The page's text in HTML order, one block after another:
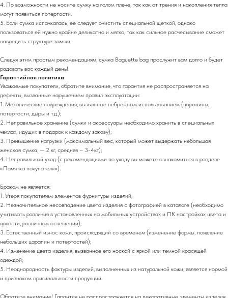
4. По возможности не носите сумку на голом плече, так как от трения и накопления тепла
могут появиться потертости.
5. Если сумка испачкалась, ее следует очистить специальной щеткой, однако
пользоваться ей нужно крайне деликатно и мягко, так как сильное расчесывание сможет
навредить структуре замши.
Следуя этим простым рекомендациям, сумка Bаguette bag прослужит вам долго и будет
радовать вас каждый день!
Гарантийная политика
Уважаемые покупатели, обратите внимание, что гарантия не распространяется на
дефекты, вызванные нарушением правил эксплуатации:
1. Механические повреждения, вызванные небрежным использованием (царапины,
потертости, дыры и т.д.);
2. Неправильное хранение (сумки и аксессуары необходимо хранить в специальных
чехлах, идущих в подарок к каждому заказу);
3. Превышение нагрузки (максимальный вес, который может выдержать небольшая
женская сумка, — 2 кг, средняя – 3-4кг);
4. Неправильный уход (с рекомендациями по уходу вы можете ознакомиться в разделе
«Памятка покупателя»).
Браком не является:
1. Утеря покупателем элементов фурнитуры изделий;
2. Незначительное несовпадение цвета изделия с фотографией в каталоге (необходимо
учитывать различия в установленных на мобильных устройствах и ПК настройках цвета и
яркости, различном освещении);
3. Естественный износ кожи, происходящий со временем (изменение формы, появление
небольших царапин и потертостей);
4. Изменение цвета изделия, вызванное его ноской с яркой или темной красящей
одеждой;
5. Неоднородность фактуры изделий, выполненных из натуральной кожи, является нормой
и признаком оригинальности продукции.
Обратите внимание! Гарантия не распространяется на декоративные элементы изделия,